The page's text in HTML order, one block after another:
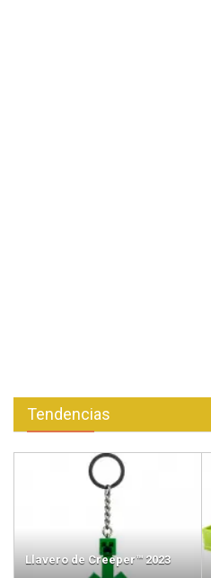
Tendencias
Llavero de Creeper™ 2023